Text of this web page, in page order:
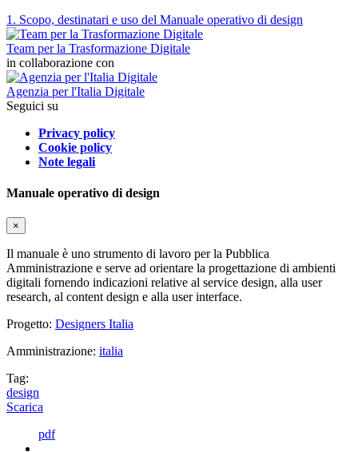
1. Scopo, destinatari e uso del Manuale operativo di design
Team per la Trasformazione Digitale
in collaborazione con
Agenzia per l'Italia Digitale
Seguici su
Privacy policy
Cookie policy
Note legali
Manuale operativo di design
×
Il manuale è uno strumento di lavoro per la Pubblica
Amministrazione e serve ad orientare la progettazione di ambienti
digitali fornendo indicazioni relative al service design, alla user
research, al content design e alla user interface.
Progetto: Designers Italia
Amministrazione: italia
Tag:
design
Scarica
pdf